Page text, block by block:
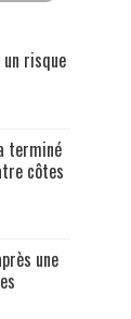
risque
terminé
côtes
une